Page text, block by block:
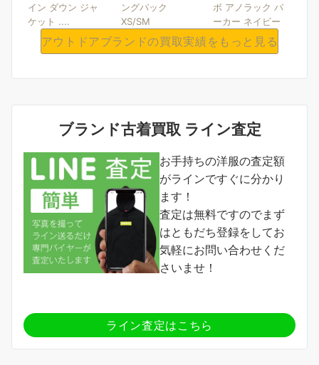
イン ダウン ジャ
ケット ....
ングパック
XS/SM
ボ アノラック パ
ーカー ネイビー
系....
アウトドアブランドの買取実績をもっと見る
ブランド古着買取 ライン査定
お手持ちの洋服の査定額
がラインですぐに分かり
ます！
査定は無料ですのでまず
はともだち登録をしてお
気軽にお問い合わせくだ
さいませ！
ライン査定はこちら